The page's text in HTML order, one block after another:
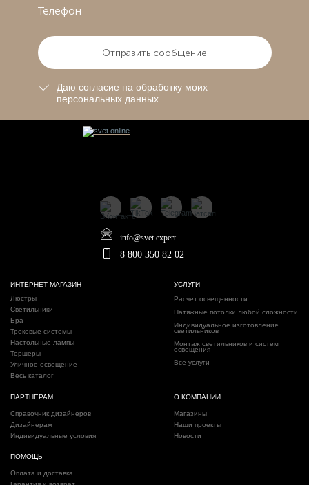
Отправить сообщение
Даю согласие на обработку моих
персональных данных.
info@svet.expert
8 800 350 82 02
ИНТЕРНЕТ-МАГАЗИН
Люстры
Светильники
Бра
Трековые системы
Настольные лампы
Торшеры
Уличное освещение
Весь каталог
УСЛУГИ
Расчет освещенности
Натяжные потолки любой сложности
Индивидуальное изготовление
светильников
Монтаж светильников и систем
освещения
Все услуги
О КОМПАНИИ
Магазины
Наши проекты
Новости
ПАРТНЕРАМ
Справочник дизайнеров
Дизайнерам
Индивидуальные условия
ПОМОЩЬ
Оплата и доставка